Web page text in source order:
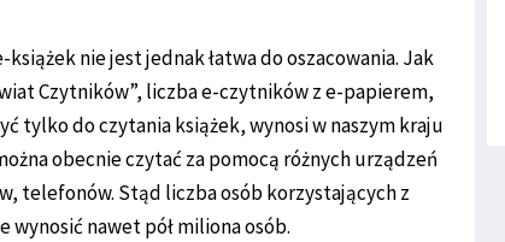
nie jest jednak łatwa do oszacowania. Jak
Czytników”, liczba e-czytników z e-papierem,
tylko do czytania książek, wynosi w naszym kraju
obecnie czytać za pomocą różnych urządzeń
telefonów. Stąd liczba osób korzystających z
nawet pół miliona osób.